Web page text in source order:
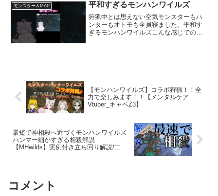
モンスター＆MAP 平和すぎるモンハンワイルズ
狩猟中とは思えない空気モンスターもハ
ンターもオトモも全員寝ました。平和す
ぎるモンハンワイルズこんな感じでのん
【モンハンワイルズ】コラボ狩猟！！全
力で楽しみます！！【メンタルケア
Vtuber_キャベZ3】
最短で神相殺へ近づくモンハンワイルズ
ハンマー細かすぎる相殺解説
【MHwilds】実例付き立ち回り解説/二段
コメント